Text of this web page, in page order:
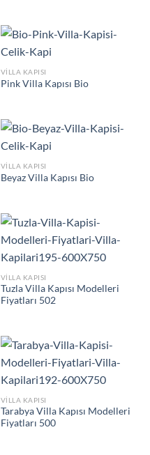
VILLA KAPISI
Pink Villa Kapısı Bio
VILLA KAPISI
Beyaz Villa Kapısı Bio
VILLA KAPISI
Tuzla Villa Kapısı Modelleri
Fiyatları 502
VILLA KAPISI
Tarabya Villa Kapısı Modelleri
Fiyatları 500